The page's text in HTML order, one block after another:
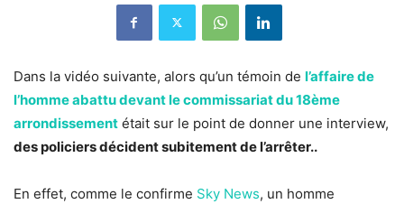
Dans la vidéo suivante, alors qu’un témoin de l’affaire de
l’homme abattu devant le commissariat du 18ème
arrondissement était sur le point de donner une interview,
des policiers décident subitement de l’arrêter..
En effet, comme le confirme Sky News, un homme